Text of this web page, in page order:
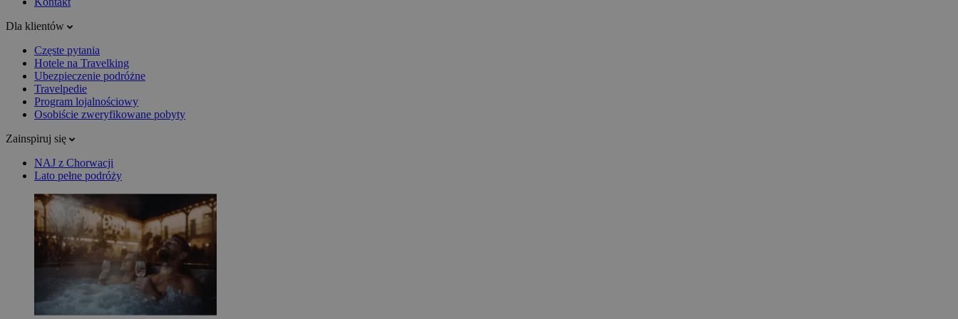
Dla klientów
Częste pytania
Hotele na Travelking
Ubezpieczenie podróżne
Travelpedie
Program lojalnościowy
Osobiście zweryfikowane pobyty
Zainspiruj się
NAJ z Chorwacji
Lato pełne podróży